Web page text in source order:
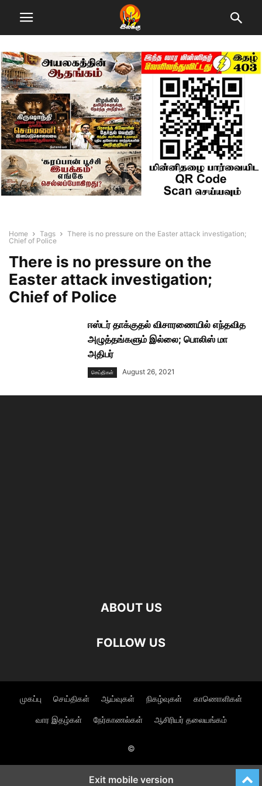
Home Tags
There is no pressure on the Easter attack investigation;
Chief of Police
There is no pressure on the
Easter attack investigation;
Chief of Police
ஈஸ்டர் தாக்குதல் விசாரணையில் எந்தவித
அழுத்தங்களும் இல்லை; பொலிஸ் மா
அதிபர்
செய்திகள் August 26, 2021
ABOUT US
FOLLOW US
முகப்பு செய்திகள் ஆய்வுகள் நிகழ்வுகள் காணொளிகள்
வார இதழ்கள் நேர்காணல்கள் ஆசிரியர் தலையங்கம்
©
Exit mobile version